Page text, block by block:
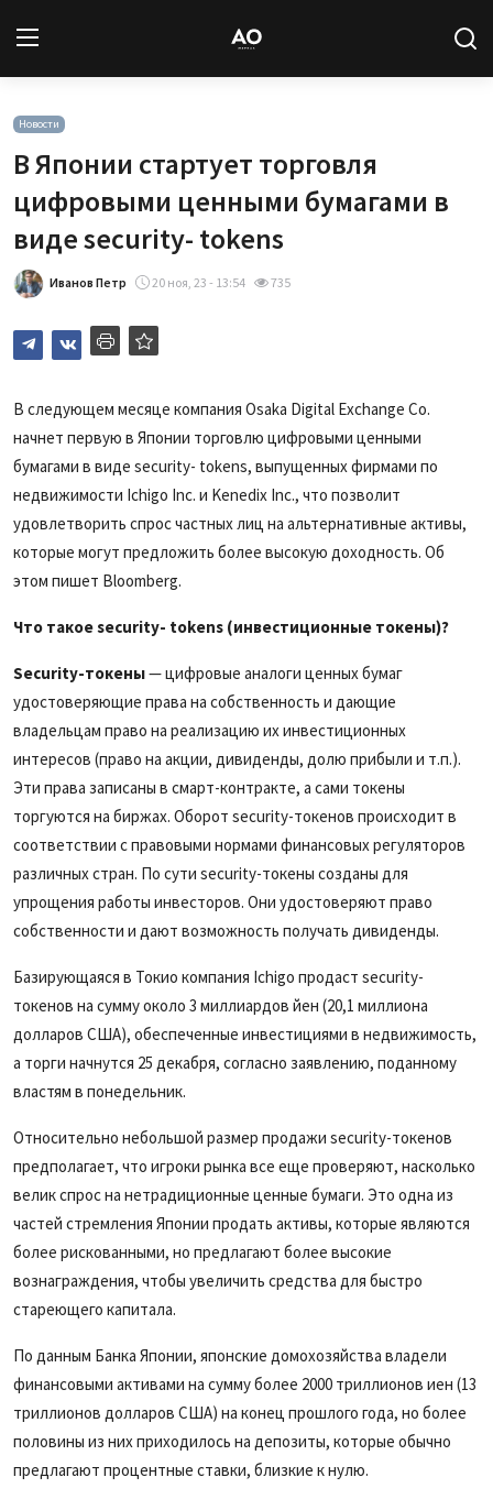
Новости
Статьи
Авторы
Архив
База знаний
Подписка
Новости
В Японии стартует торговля
цифровыми ценными бумагами в
виде security- tokens
Иванов Петр 20 ноя, 23 - 13:54 735
В следующем месяце компания Osaka Digital Exchange Co.
начнет первую в Японии торговлю цифровыми ценными
бумагами в виде security- tokens, выпущенных фирмами по
недвижимости Ichigo Inc. и Kenedix Inc., что позволит
удовлетворить спрос частных лиц на альтернативные активы,
которые могут предложить более высокую доходность. Об
этом пишет Bloomberg.
Что такое security- tokens (инвестиционные токены)?
Security-токены— цифровые аналоги ценных бумаг
удостоверяющие права на собственность и дающие
владельцам право на реализацию их инвестиционных
интересов (право на акции, дивиденды, долю прибыли и т.п.).
Эти права записаны в смарт-контракте, а сами токены
торгуются на биржах. Оборот security-токенов происходит в
соответствии с правовыми нормами финансовых регуляторов
различных стран. По сути security-токены созданы для
упрощения работы инвесторов. Они удостоверяют право
собственности и дают возможность получать дивиденды.
Базирующаяся в Токио компания Ichigo продаст security-
токенов на сумму около 3 миллиардов йен (20,1 миллиона
долларов США), обеспеченные инвестициями в недвижимость,
а торги начнутся 25 декабря, согласно заявлению, поданному
властям в понедельник.
Относительно небольшой размер продажи security-токенов
предполагает, что игроки рынка все еще проверяют, насколько
велик спрос на нетрадиционные ценные бумаги. Это одна из
частей стремления Японии продать активы, которые являются
более рискованными, но предлагают более высокие
вознаграждения, чтобы увеличить средства для быстро
стареющего капитала.
По данным Банка Японии, японские домохозяйства владели
финансовыми активами на сумму более 2000 триллионов иен (13
триллионов долларов США) на конец прошлого года, но более
половины из них приходилось на депозиты, которые обычно
предлагают процентные ставки, близкие к нулю.